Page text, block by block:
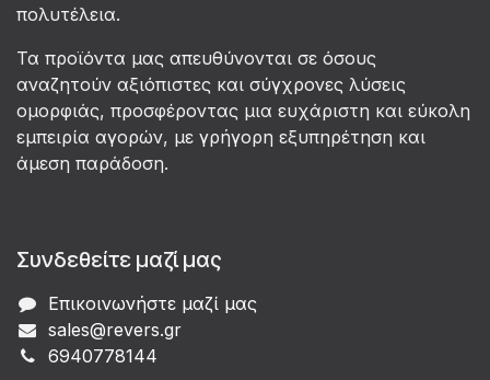
πολυτέλεια.
Τα προϊόντα μας απευθύνονται σε όσους
αναζητούν αξιόπιστες και σύγχρονες λύσεις
ομορφιάς, προσφέροντας μια ευχάριστη και εύκολη
εμπειρία αγορών, με γρήγορη εξυπηρέτηση και
άμεση παράδοση.
Συνδεθείτε μαζί μας
Επικοινωνήστε μαζί μας
sales@revers.gr
6940778144